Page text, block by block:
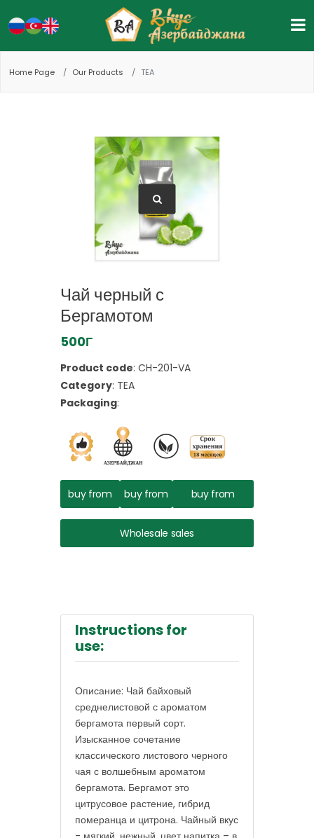
Home Page Our Products TEA
Чай черный с
Бергамотом
500Г
Product code: CH-201-VA
Category: TEA
Packaging:
buy from
wildberries.ru
buy from
ozon.ru
buy from
market.yandex.ru
Wholesale sales
Instructions for
use:
Описание: Чай байховый
среднелистовой с ароматом
бергамота первый сорт.
Изысканное сочетание
классического листового черного
чая с волшебным ароматом
бергамота. Бергамот это
цитрусовое растение, гибрид
померанца и цитрона. Чайный вкус